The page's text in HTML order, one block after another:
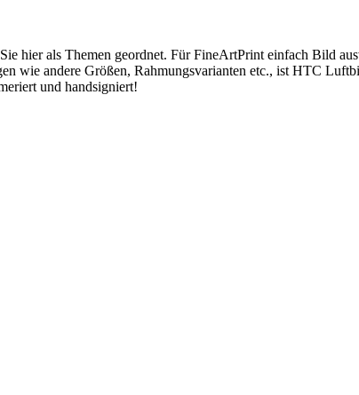
hier als Themen geordnet. Für FineArtPrint einfach Bild
wie andere Größen, Rahmungsvarianten etc., ist HTC
und handsigniert!